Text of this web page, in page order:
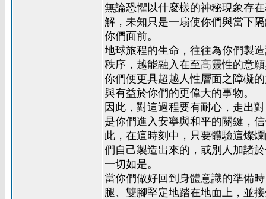
無論恐懼以什麼樣的神秘現象存
解，未知只是一扇使你們與當下
你們面前。
地球旅程的生命，往往為你們製
秩序，越能融入在至高靈性的意
你們便更具超越人性層面之障礙
與有益於你們的更偉大的事物。
因此，對這過程要有耐心，走出
是你們進入安寧與和平的關鍵，
此，在這時刻中，只要體驗這燦
們自己製造出來的，或別人加諸
一切如是。
當你們做好回到身體意識的準備
腿、雙腳堅定地踏在地面上，並